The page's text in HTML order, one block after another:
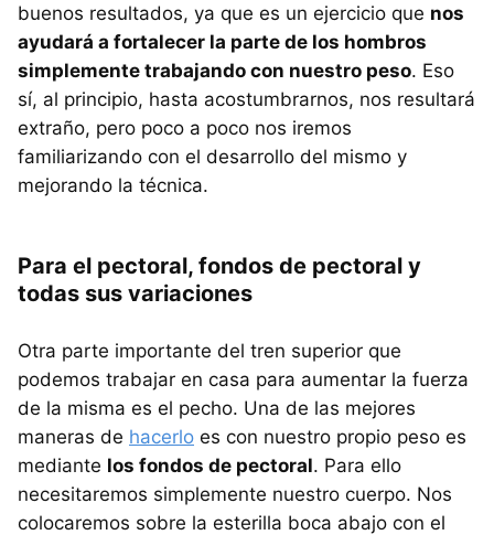
buenos resultados, ya que es un ejercicio que nos
ayudará a fortalecer la parte de los hombros
simplemente trabajando con nuestro peso. Eso
sí, al principio, hasta acostumbrarnos, nos resultará
extraño, pero poco a poco nos iremos
familiarizando con el desarrollo del mismo y
mejorando la técnica.
Para el pectoral, fondos de pectoral y
todas sus variaciones
Otra parte importante del tren superior que
podemos trabajar en casa para aumentar la fuerza
de la misma es el pecho. Una de las mejores
maneras de hacerlo es con nuestro propio peso es
mediante los fondos de pectoral. Para ello
necesitaremos simplemente nuestro cuerpo. Nos
colocaremos sobre la esterilla boca abajo con el